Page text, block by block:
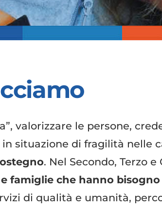
valorizzare le persone,
situazione di fragilità nelle
. Nel Secondo, Terzo
famiglie che hanno
di qualità e umanità,